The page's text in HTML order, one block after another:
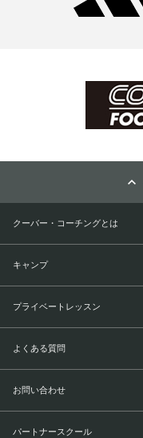
クーバー・コーチングとは
キャンプ
プライベートレッスン
よくある質問
お問い合わせ
パートナースクール